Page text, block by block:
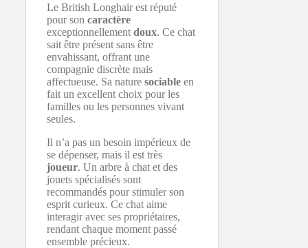
Le British Longhair est réputé
pour son caractère
exceptionnellement doux. Ce chat
sait être présent sans être
envahissant, offrant une
compagnie discrète mais
affectueuse. Sa nature sociable en
fait un excellent choix pour les
familles ou les personnes vivant
seules.
Il n’a pas un besoin impérieux de
se dépenser, mais il est très
joueur. Un arbre à chat et des
jouets spécialisés sont
recommandés pour stimuler son
esprit curieux. Ce chat aime
interagir avec ses propriétaires,
rendant chaque moment passé
ensemble précieux.